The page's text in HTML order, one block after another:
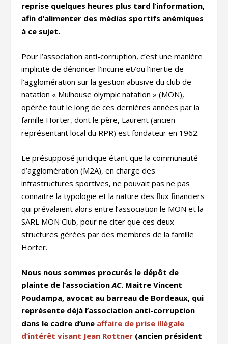
reprise quelques heures plus tard l’information,
afin d’alimenter des médias sportifs anémiques
à ce sujet.
Pour l’association anti-corruption, c’est une manière
implicite de dénoncer l’incurie et/ou l’inertie de
l’agglomération sur la gestion abusive du club de
natation « Mulhouse olympic natation » (MON),
opérée tout le long de ces dernières années par la
famille Horter, dont le père, Laurent (ancien
représentant local du RPR) est fondateur en 1962.
Le présupposé juridique étant que la communauté
d’agglomération (M2A), en charge des
infrastructures sportives, ne pouvait pas ne pas
connaitre la typologie et la nature des flux financiers
qui prévalaient alors entre l’association le MON et la
SARL MON Club, pour ne citer que ces deux
structures gérées par des membres de la famille
Horter.
Nous nous sommes procurés le dépôt de
plainte de l’associationAC. Maitre Vincent
Poudampa, avocat au barreau de Bordeaux, qui
représente déjà l’association anti-corruption
dans le cadre d’une affaire de prise illégale
d’intérêt visant Jean Rottner (ancien président